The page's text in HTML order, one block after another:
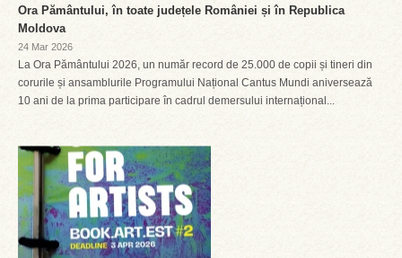
Ora Pământului, în toate județele României și în Republica
Moldova
24 Mar 2026
La Ora Pământului 2026, un număr record de 25.000 de copii și tineri din
corurile și ansamblurile Programului Național Cantus Mundi aniversează
10 ani de la prima participare în cadrul demersului internațional...